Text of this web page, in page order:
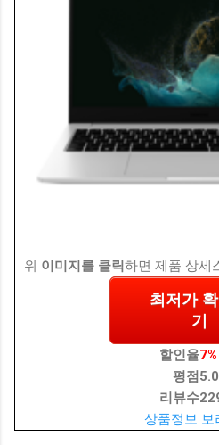
위 이미지를 클릭하면 제품 상세
최저가
기
할인율7%
평점 5.0
리뷰수
상품정보 보